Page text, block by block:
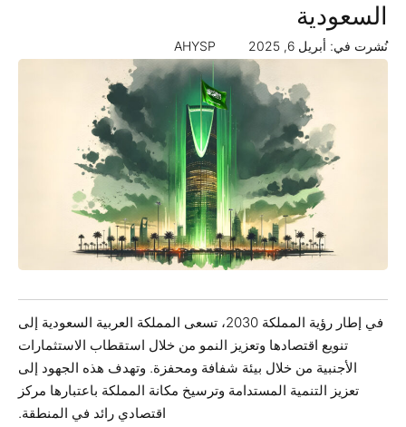
السعودية
نُشرت في: أبريل 6, 2025 AHYSP
في إطار رؤية المملكة 2030، تسعى المملكة العربية السعودية إلى
تنويع اقتصادها وتعزيز النمو من خلال استقطاب الاستثمارات
الأجنبية من خلال بيئة شفافة ومحفزة. وتهدف هذه الجهود إلى
تعزيز التنمية المستدامة وترسيخ مكانة المملكة باعتبارها مركز
اقتصادي رائد في المنطقة.